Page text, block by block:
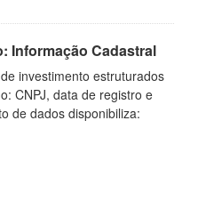
Informação Cadastral
investimento estruturados
CNPJ, data de registro e
de dados disponibiliza: